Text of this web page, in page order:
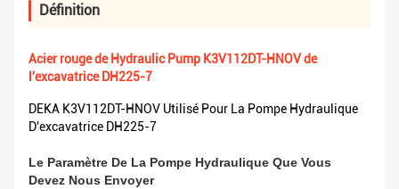
Définition
Acier rouge de Hydraulic Pump K3V112DT-HNOV de
l'excavatrice DH225-7
DEKA K3V112DT-HNOV Utilisé Pour La Pompe Hydraulique
D'excavatrice DH225-7
Le Paramètre De La Pompe Hydraulique Que Vous
Devez Nous Envoyer